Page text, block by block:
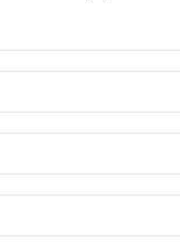
attraverso un ago
non è
i valori della
quindi, dalla